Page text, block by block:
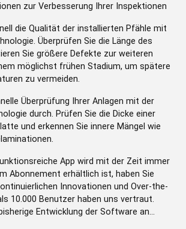
zur Verbesserung Ihrer Inspektionen
die Qualität der installierten Pfähle mit
Überprüfen Sie die Länge des
Sie größere Defekte zur weiteren
möglichst frühen Stadium, um spätere
zu vermeiden.
Überprüfung Ihrer Anlagen mit der
durch. Prüfen Sie die Dicke einer
und erkennen Sie innere Mängel wie
App wird mit der Zeit immer
Abonnement erhältlich ist, haben Sie
Innovationen und Over-the-
10.000 Benutzer haben uns vertraut.
Entwicklung der Software an...